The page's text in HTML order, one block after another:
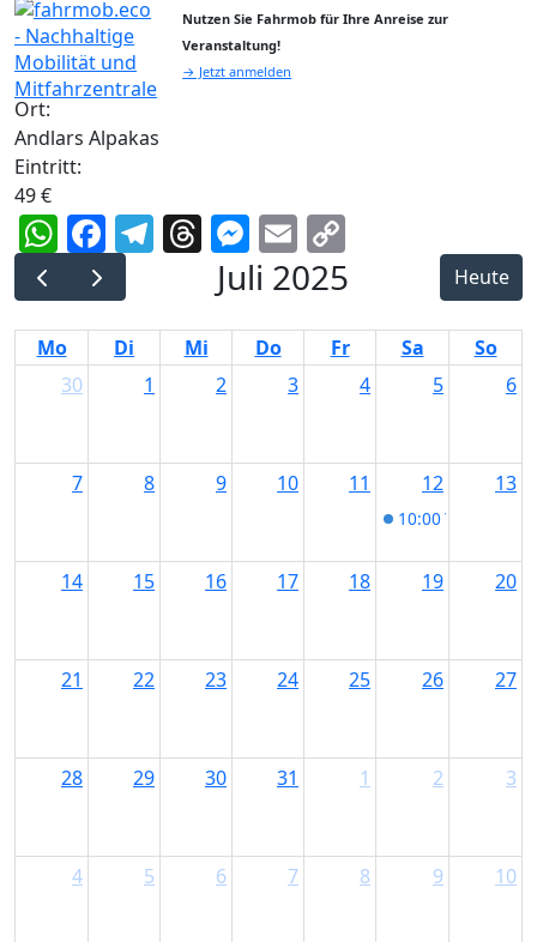
Nutzen Sie Fahrmob für Ihre Anreise zur
Veranstaltung!
→ Jetzt anmelden
Ort:
Andlars Alpakas
Eintritt:
49 €
WhatsApp
Facebook
Telegram
Threads
Messenger
Email
Link
Juli 2025 Heute
Mo Di Mi Do Fr Sa
So
30
1 2 3 4 5 6
7 8 9 10 11 12
10:00 Yoga bei
13
14 15 16 17 18 19 20
21 22 23 24 25 26 27
28 29 30 31 1 2 3
4 5 6 7 8 9 10